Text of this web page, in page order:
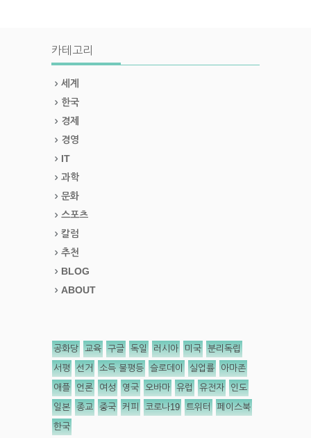
카테고리
세계
한국
경제
경영
IT
과학
문화
스포츠
칼럼
추천
BLOG
ABOUT
공화당 교육 구글 독일 러시아 미국 분리독립
서평 선거 소득 불평등 슬로데이 실업률 아마존
애플 언론 여성 영국 오바마 유럽 유전자 인도
일본 종교 중국 커피 코로나19 트위터 페이스북
한국